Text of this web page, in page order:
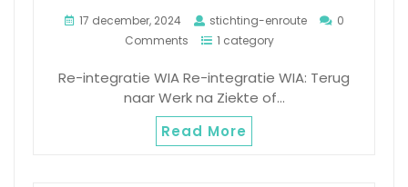
17 december, 2024 stichting-enroute
0
Comments
1 category
Re-integratie WIA Re-integratie WIA: Terug
naar Werk na Ziekte of…
Read More